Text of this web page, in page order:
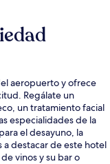
aeropuerto y ofrece
Regálate un
un tratamiento facial
especialidades de la
el desayuno, la
a destacar de este hotel
vinos y su bar o